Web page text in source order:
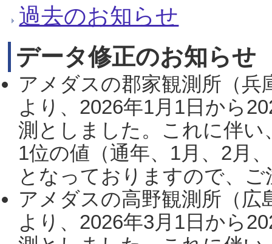
過去のお知らせ
データ修正のお知らせ
アメダスの郡家観測所（
より、2026年1月1日から
測としました。これに伴い
1位の値（通年、1月、2月
となっておりますので、
アメダスの高野観測所（
より、2026年3月1日から